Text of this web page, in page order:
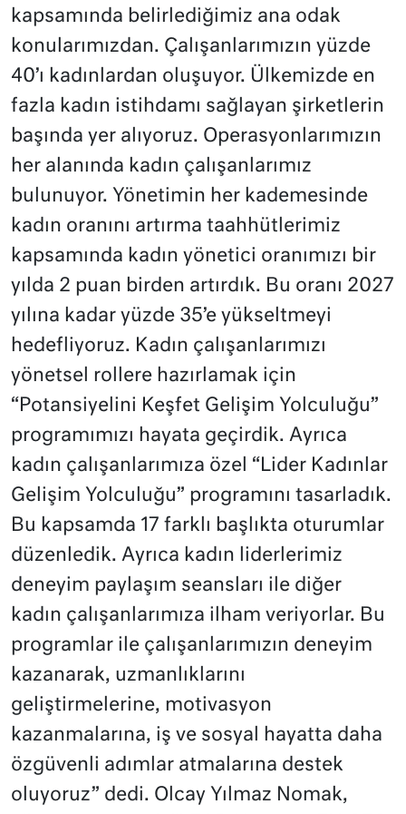
kapsamında belirlediğimiz ana odak
konularımızdan. Çalışanlarımızın yüzde
40’ı kadınlardan oluşuyor. Ülkemizde en
fazla kadın istihdamı sağlayan şirketlerin
başında yer alıyoruz. Operasyonlarımızın
her alanında kadın çalışanlarımız
bulunuyor. Yönetimin her kademesinde
kadın oranını artırma taahhütlerimiz
kapsamında kadın yönetici oranımızı bir
yılda 2 puan birden artırdık. Bu oranı 2027
yılına kadar yüzde 35’e yükseltmeyi
hedefliyoruz. Kadın çalışanlarımızı
yönetsel rollere hazırlamak için
“Potansiyelini Keşfet Gelişim Yolculuğu”
programımızı hayata geçirdik. Ayrıca
kadın çalışanlarımıza özel “Lider Kadınlar
Gelişim Yolculuğu” programını tasarladık.
Bu kapsamda 17 farklı başlıkta oturumlar
düzenledik. Ayrıca kadın liderlerimiz
deneyim paylaşım seansları ile diğer
kadın çalışanlarımıza ilham veriyorlar. Bu
programlar ile çalışanlarımızın deneyim
kazanarak, uzmanlıklarını
geliştirmelerine, motivasyon
kazanmalarına, iş ve sosyal hayatta daha
özgüvenli adımlar atmalarına destek
oluyoruz” dedi. Olcay Yılmaz Nomak,